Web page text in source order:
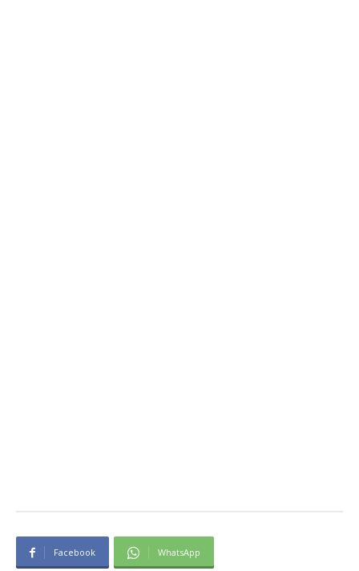
Facebook WhatsApp